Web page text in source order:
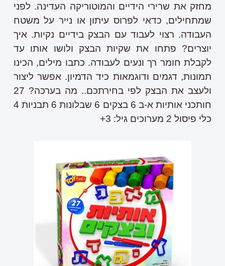
מחזק את שרירי הידיים והמוטוריקה העדינה. לפני
שמתחילים, כדאי לפרוס עיתון או נייר על משטח
העבודה. רצוי לעבוד עם הבצק בידיים נקיות. איך
יוצרים? פתחו את שקיות הבצק ולושו אותו עד
לקבלת חומר רך ונעים לעבודה. כתבו מילים, הכינו
תמונות, דגמים ודוגמאות כיד הדמיון. אפשר ליצור
ולעצב את הבצק לפי בחירתכם.. מה בערכה? 27
חותכני אותיות א-ב 6 בצקים 6 שבלונות 6 תבניות 4
כלי פיסול 2 מערוכים גיל: 3+